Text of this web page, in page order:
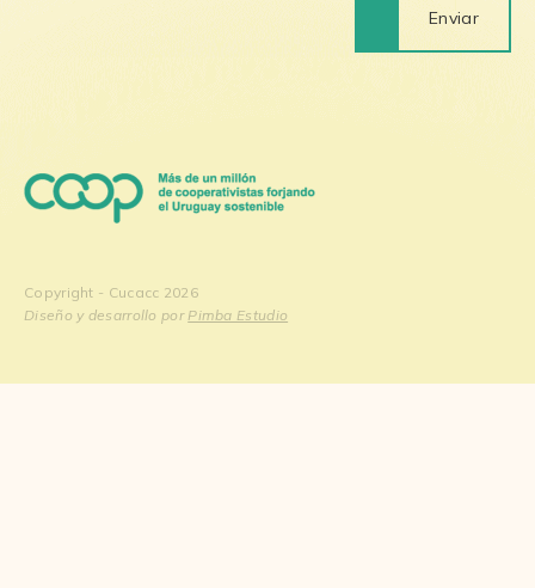
Enviar
Copyright - Cucacc 2026
Diseño y desarrollo por Pimba Estudio